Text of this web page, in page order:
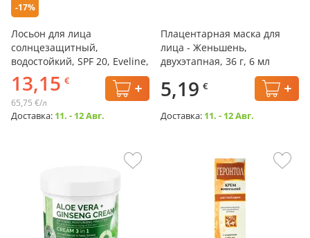
-17%
Лосьон для лица
солнцезащитный,
водостойкий, SPF 20, Eveline,
200 мл
13,15 €
65,75 €/л
Доставка: 11. - 12 Авг.
Плацентарная маска для
лица - Женьшень,
двухэтапная, 36 г, 6 мл
5,19 €
Доставка: 11. - 12 Авг.